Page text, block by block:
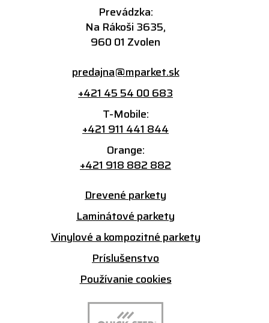
Prevádzka:
Na Rákoši 3635,
960 01 Zvolen
predajna@mparket.sk
+421 45 54 00 683
T-Mobile:
+421 911 441 844
Orange:
+421 918 882 882
Drevené parkety
Laminátové parkety
Vinylové a kompozitné parkety
Príslušenstvo
Používanie cookies